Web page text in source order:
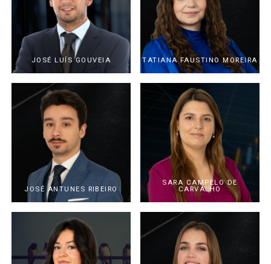
JOSÉ LUÍS GOUVEIA TATIANA FAUSTINO MOREIRA
JOSÉ ANTUNES RIBEIRO
SARA CAMPELO DE
CARVALHO